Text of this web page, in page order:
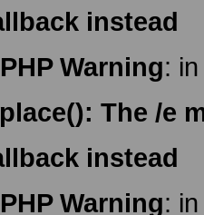
instead
Warning:
The /e
instead
Warning: